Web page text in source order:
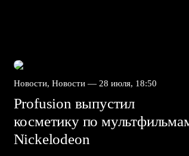
Новости, Новости — 28 июля, 18:50
Profusion выпустил
косметику по
Nickelodeon